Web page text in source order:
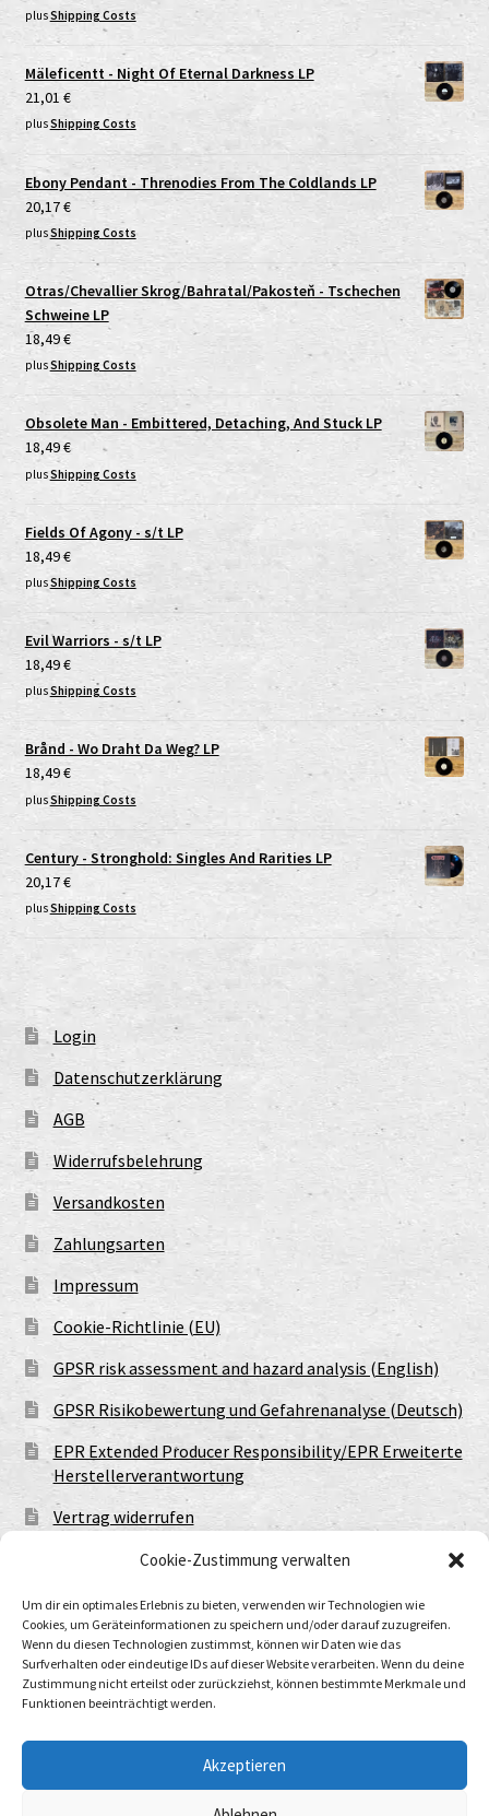
Cookie-Zustimmung verwalten
Um dir ein optimales Erlebnis zu bieten, verwenden wir Technologien wie
Cookies, um Geräteinformationen zu speichern und/oder darauf zuzugreifen.
Wenn du diesen Technologien zustimmst, können wir Daten wie das
Surfverhalten oder eindeutige IDs auf dieser Website verarbeiten. Wenn du deine
Zustimmung nicht erteilst oder zurückziehst, können bestimmte Merkmale und
Funktionen beeinträchtigt werden.
Akzeptieren
plusShipping Costs
Mäleficentt - Night Of Eternal Darkness LP
21,01 €
plusShipping Costs
Ebony Pendant - Threnodies From The Coldlands LP
20,17€
plusShipping Costs
Otras/Chevallier Skrog/Bahratal/Pakosteň - Tschechen
Schweine LP
18,49€
plusShipping Costs
Obsolete Man - Embittered, Detaching, And Stuck LP
18,49€
plusShipping Costs
Fields Of Agony - s/t LP
18,49€
plusShipping Costs
Evil Warriors - s/t LP
18,49€
plusShipping Costs
Brånd - Wo Draht Da Weg? LP
18,49€
plusShipping Costs
Century - Stronghold: Singles And Rarities LP
20,17€
plusShipping Costs
Login
Datenschutzerklärung
AGB
Widerrufsbelehrung
Versandkosten
Zahlungsarten
Impressum
Cookie-Richtlinie (EU)
GPSR risk assessment and hazard analysis (English)
GPSR Risikobewertung und Gefahrenanalyse (Deutsch)
EPR Extended Producer Responsibility/EPR Erweiterte
Herstellerverantwortung
Vertrag widerrufen
Datenschutzerklärung
Built with WooCommerce.